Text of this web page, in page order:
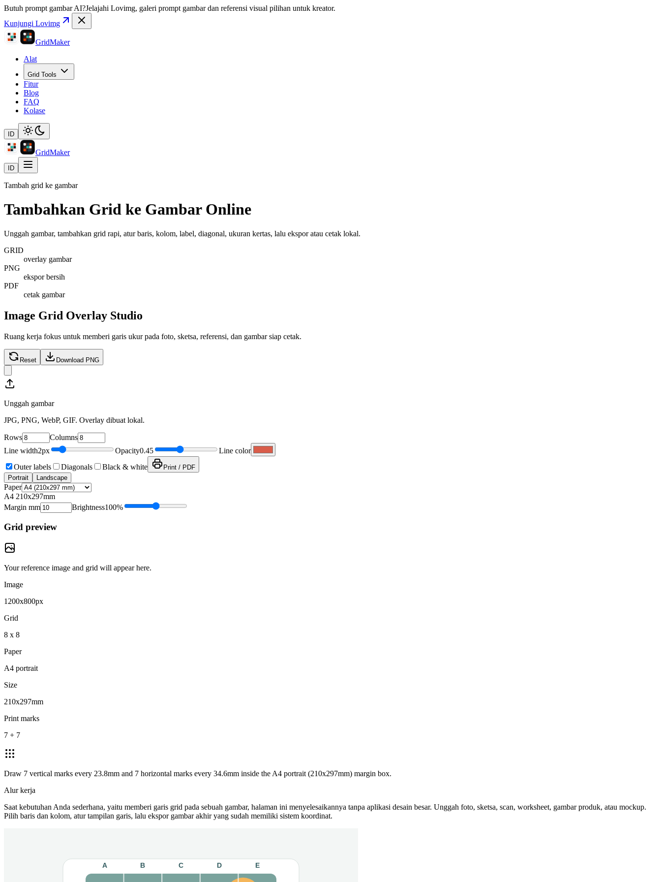
Butuh prompt gambar AI?Jelajahi Lovimg, galeri prompt gambar dan referensi visual pilihan untuk kreator.
Kunjungi Lovimg
GridMaker
Alat
Grid Tools
Fitur
Blog
FAQ
Kolase
ID
GridMaker
ID
Tambah grid ke gambar
Tambahkan Grid ke Gambar Online
Unggah gambar, tambahkan grid rapi, atur baris, kolom, label, diagonal, ukuran kertas, lalu ekspor atau cetak lokal.
GRID
overlay gambar
PNG
ekspor bersih
PDF
cetak gambar
Image Grid Overlay Studio
Ruang kerja fokus untuk memberi garis ukur pada foto, sketsa, referensi, dan gambar siap cetak.
Reset Download PNG
Unggah gambar
JPG, PNG, WebP, GIF. Overlay dibuat lokal.
Rows
Columns
Line width2px Opacity0.45
Line color
Outer labels
Diagonals Black & white
Print / PDF
Portrait
Landscape
Paper
A4 210x297mm
Margin mm
Brightness100%
Grid preview
Your reference image and grid will appear here.
Image
1200x800px
Grid
8 x 8
Paper
A4 portrait
Size
210x297mm
Print marks
7 + 7
Draw 7 vertical marks every 23.8mm and 7 horizontal marks every 34.6mm inside the A4 portrait (210x297mm) margin box.
Alur kerja
Saat kebutuhan Anda sederhana, yaitu memberi garis grid pada sebuah gambar, halaman ini menyelesaikannya tanpa aplikasi desain besar. Unggah foto, sketsa, scan, worksheet, gambar produk, atau mockup.
Pilih baris dan kolom, atur tampilan garis, lalu ekspor gambar akhir yang sudah memiliki sistem koordinat.